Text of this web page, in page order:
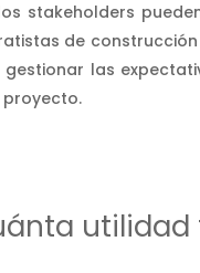
stakeholders
de
gestionar las
proyecto.